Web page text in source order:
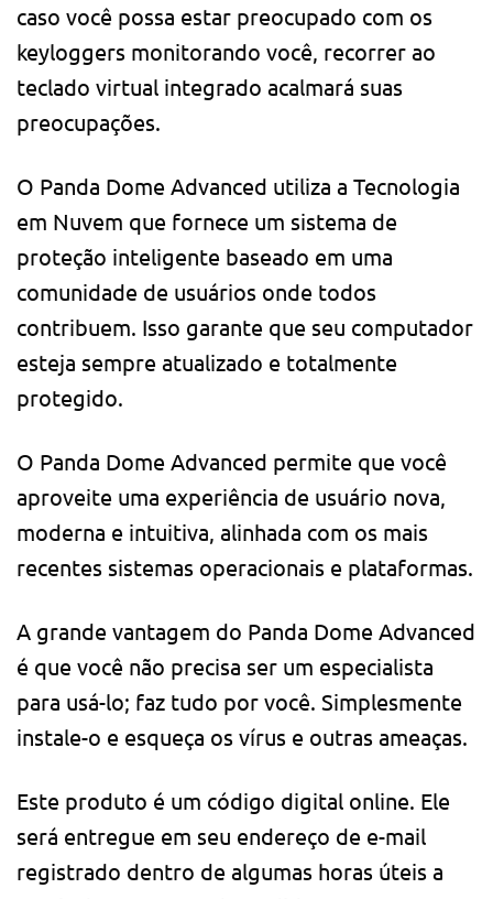
caso você possa estar preocupado com os
keyloggers monitorando você, recorrer ao
teclado virtual integrado acalmará suas
preocupações.
O Panda Dome Advanced utiliza a Tecnologia
em Nuvem que fornece um sistema de
proteção inteligente baseado em uma
comunidade de usuários onde todos
contribuem. Isso garante que seu computador
esteja sempre atualizado e totalmente
protegido.
O Panda Dome Advanced permite que você
aproveite uma experiência de usuário nova,
moderna e intuitiva, alinhada com os mais
recentes sistemas operacionais e plataformas.
A grande vantagem do Panda Dome Advanced
é que você não precisa ser um especialista
para usá-lo; faz tudo por você. Simplesmente
instale-o e esqueça os vírus e outras ameaças.
Este produto é um código digital online. Ele
será entregue em seu endereço de e-mail
registrado dentro de algumas horas úteis a